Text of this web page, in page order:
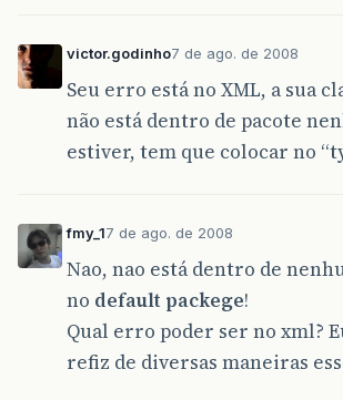
victor.godinho7 de ago. de 2008
Seu erro está no XML, a sua
não está dentro de pacote
estiver, tem que colocar no
fmy_17 de ago. de 2008
Nao, nao está dentro de
no default packege!
Qual erro poder ser no xml?
refiz de diversas maneiras